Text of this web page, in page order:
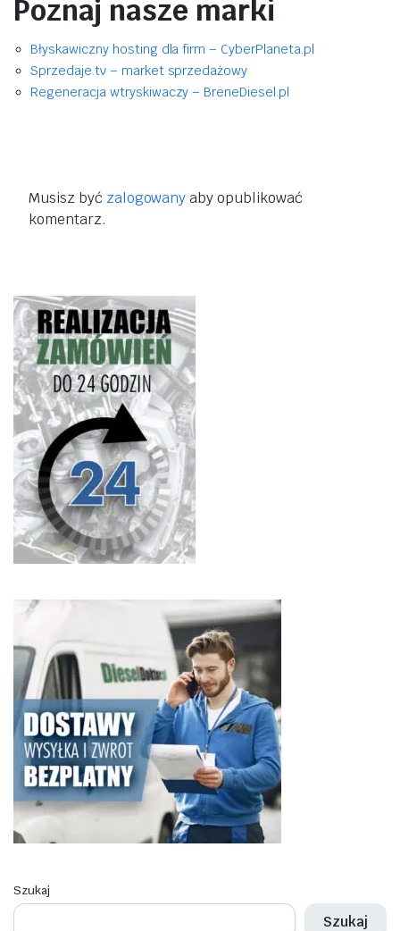
Poznaj nasze marki
Błyskawiczny hosting dla firm – CyberPlaneta.pl
Sprzedaje.tv – market sprzedażowy
Regeneracja wtryskiwaczy – BreneDiesel.pl
Musisz być zalogowanyaby opublikować
komentarz.
Szukaj
Szukaj